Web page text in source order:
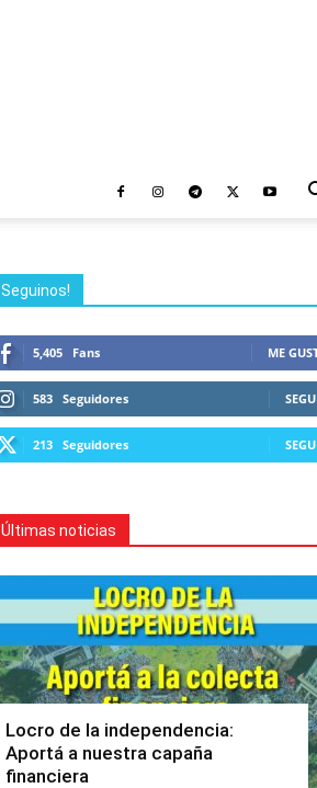
Seguinos!
5,405 Fans ME
583 Seguidores
213 Seguidores
Últimas noticias
Locro de la independencia:
Aportá a nuestra capaña
financiera